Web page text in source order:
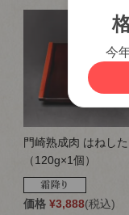
門崎熟成肉 はねし
（120g×1個）
価格 ¥3,888 税込